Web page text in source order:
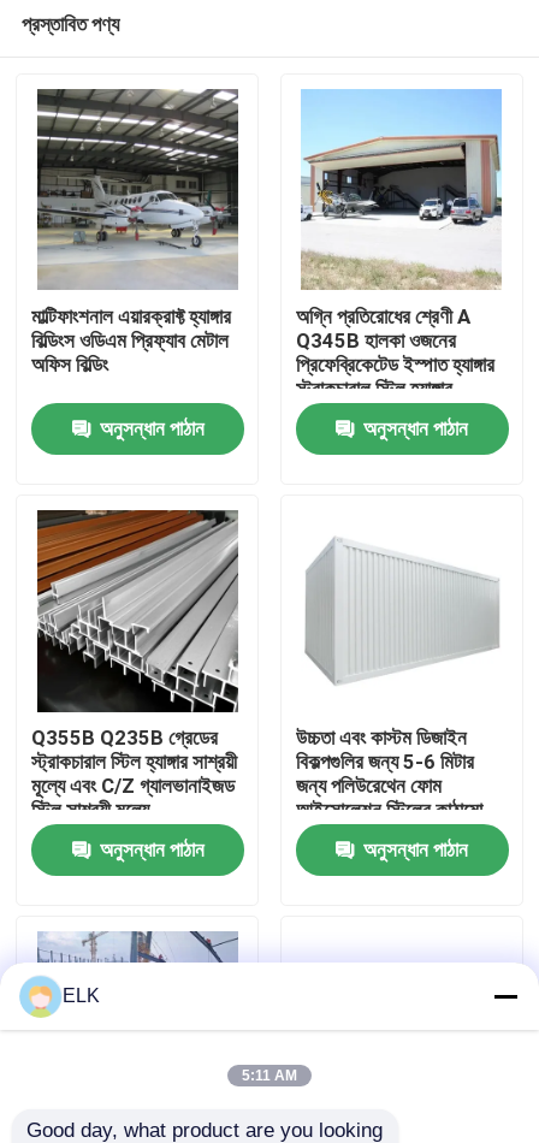
বাড়ি
পণ্য
আমাদের সম্বন্ধে
কারখানা পরিদর্শন
গুণমান নিয়ন্ত্রণ
আমাদের সাথে যোগাযোগ
মামলা
ইস্পাত কাঠামো গুদাম
প্রস্তাবিত পণ্য
মাল্টিফাংশনাল এয়ারক্রাফ্ট হ্যাঙ্গার
বিল্ডিংস ওডিএম প্রিফ্যাব মেটাল
অফিস বিল্ডিং
অনুসন্ধান পাঠান
অগ্নি প্রতিরোধের শ্রেণী A
Q345B হালকা ওজনের
প্রিফেব্রিকেটেড ইস্পাত হ্যাঙ্গার
স্ট্রাকচারাল স্টিল হ্যাঙ্গার
অনুসন্ধান পাঠান
Q355B Q235B গ্রেডের
স্ট্রাকচারাল স্টিল হ্যাঙ্গার সাশ্রয়ী
মূল্যে এবং C/Z গ্যালভানাইজড
স্টিল সাশ্রয়ী মূল্যে
অনুসন্ধান পাঠান
উচ্চতা এবং কাস্টম ডিজাইন
বিকল্পগুলির জন্য 5-6 মিটার
জন্য পলিউরেথেন ফোম
আইসোলেশন স্টিলের কাঠামো
অনুসন্ধান পাঠান
ELK
5:11 AM
Good day, what product are you looking